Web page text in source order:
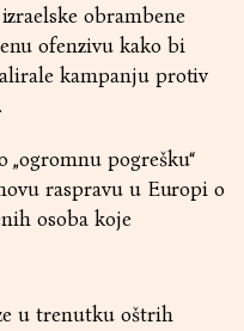
obrambene
ofenzivu kako bi
kampanju protiv
pogrešku“
raspravu u Europi o
osoba koje
u trenutku oštrih